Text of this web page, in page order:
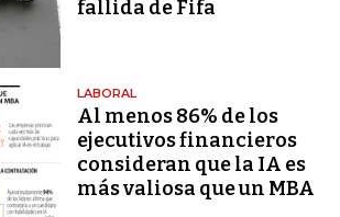
fallida de Fifa
LABORAL
Al menos 86% de los
ejecutivos financieros
consideran que la IA es
más valiosa que un MBA